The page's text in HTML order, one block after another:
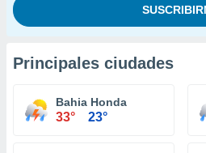
Principales ciudades
Bahia Honda
33° 23°